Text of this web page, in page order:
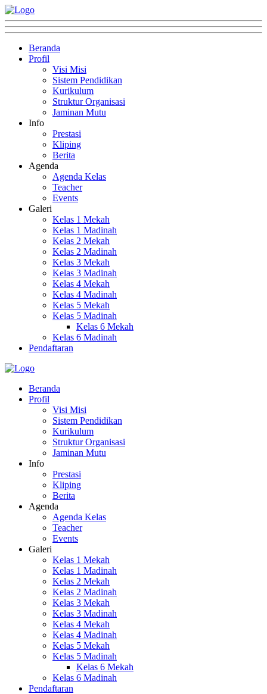
Beranda
Profil
Visi Misi
Sistem Pendidikan
Kurikulum
Struktur Organisasi
Jaminan Mutu
Info
Prestasi
Kliping
Berita
Agenda
Agenda Kelas
Teacher
Events
Galeri
Kelas 1 Mekah
Kelas 1 Madinah
Kelas 2 Mekah
Kelas 2 Madinah
Kelas 3 Mekah
Kelas 3 Madinah
Kelas 4 Mekah
Kelas 4 Madinah
Kelas 5 Mekah
Kelas 5 Madinah
Kelas 6 Mekah
Kelas 6 Madinah
Pendaftaran
Beranda
Profil
Visi Misi
Sistem Pendidikan
Kurikulum
Struktur Organisasi
Jaminan Mutu
Info
Prestasi
Kliping
Berita
Agenda
Agenda Kelas
Teacher
Events
Galeri
Kelas 1 Mekah
Kelas 1 Madinah
Kelas 2 Mekah
Kelas 2 Madinah
Kelas 3 Mekah
Kelas 3 Madinah
Kelas 4 Mekah
Kelas 4 Madinah
Kelas 5 Mekah
Kelas 5 Madinah
Kelas 6 Mekah
Kelas 6 Madinah
Pendaftaran